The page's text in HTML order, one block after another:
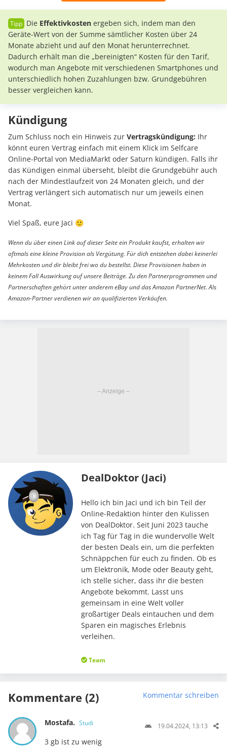
Die Effektivkosten ergeben sich, indem man den
Geräte-Wert von der Summe sämtlicher Kosten über 24
Monate abzieht und auf den Monat herunterrechnet.
Dadurch erhält man die „bereinigten“ Kosten für den Tarif,
wodurch man Angebote mit verschiedenen Smartphones und
unterschiedlich hohen Zuzahlungen bzw. Grundgebühren
besser vergleichen kann.
Kündigung
Zum Schluss noch ein Hinweis zur Vertragskündigung: Ihr
könnt euren Vertrag einfach mit einem Klick im Selfcare
Online-Portal von MediaMarkt oder Saturn kündigen. Falls ihr
das Kündigen einmal überseht, bleibt die Grundgebühr auch
nach der Mindestlaufzeit von 24 Monaten gleich, und der
Vertrag verlängert sich automatisch nur um jeweils einen
Monat.
Viel Spaß, eure Jaci 🙂
Wenn du über einen Link auf dieser Seite ein Produkt kaufst, erhalten wir
oftmals eine kleine Provision als Vergütung. Für dich entstehen dabei keinerlei
Mehrkosten und dir bleibt frei wo du bestellst. Diese Provisionen haben in
keinem Fall Auswirkung auf unsere Beiträge. Zu den Partnerprogrammen und
Partnerschaften gehört unter anderem eBay und das Amazon PartnerNet. Als
Amazon-Partner verdienen wir an qualifizierten Verkäufen.
DealDoktor (Jaci)
Hello ich bin Jaci und ich bin Teil der
Online-Redaktion hinter den Kulissen
von DealDoktor. Seit Juni 2023 tauche
ich Tag für Tag in die wundervolle Welt
der besten Deals ein, um die perfekten
Schnäppchen für euch zu finden. Ob es
um Elektronik, Mode oder Beauty geht,
ich stelle sicher, dass ihr die besten
Angebote bekommt. Lasst uns
gemeinsam in eine Welt voller
großartiger Deals eintauchen und dem
Sparen ein magisches Erlebnis
verleihen.
Team
Kommentare (2) Kommentar schreiben
Mostafa. Studi 19.04.2024, 13:13
3 gb ist zu wenig